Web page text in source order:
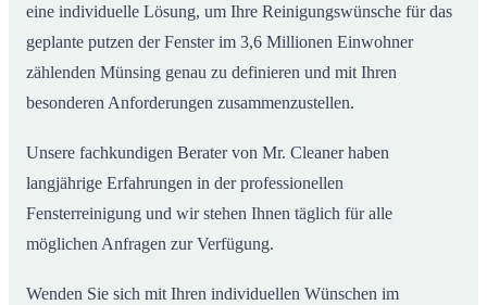
eine individuelle Lösung, um Ihre Reinigungswünsche für das
geplante putzen der Fenster im 3,6 Millionen Einwohner
zählenden Münsing genau zu definieren und mit Ihren
besonderen Anforderungen zusammenzustellen.
Unsere fachkundigen Berater von Mr. Cleaner haben
langjährige Erfahrungen in der professionellen
Fensterreinigung und wir stehen Ihnen täglich für alle
möglichen Anfragen zur Verfügung.
Wenden Sie sich mit Ihren individuellen Wünschen im